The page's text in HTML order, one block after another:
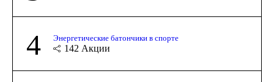
4 Энергетические батончики в спорте
142 Акции